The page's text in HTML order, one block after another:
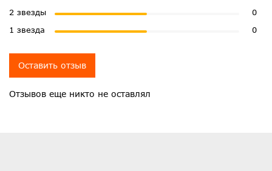
Отзывов еще никто не оставлял
2 звезды
0
1 звезда
0
Оставить отзыв